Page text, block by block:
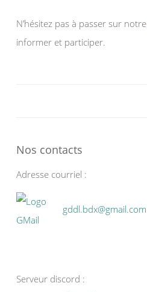
N’hésitez pas à passer sur notre
informer et participer.
Nos contacts
Adresse courriel :
gddl.bdx@gmail.com
Serveur discord :